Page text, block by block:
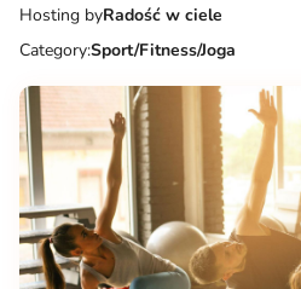
Get the
Hosting byRadość w ciele
Category:Sport/Fitness/Joga